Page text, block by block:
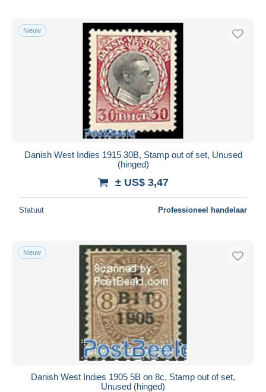
Nieuw
Danish West Indies 1915 30B, Stamp out of set, Unused
(hinged)
± US$ 3,47
Statuut Professioneel handelaar
Nieuw
Danish West Indies 1905 5B on 8c, Stamp out of set,
Unused (hinged)